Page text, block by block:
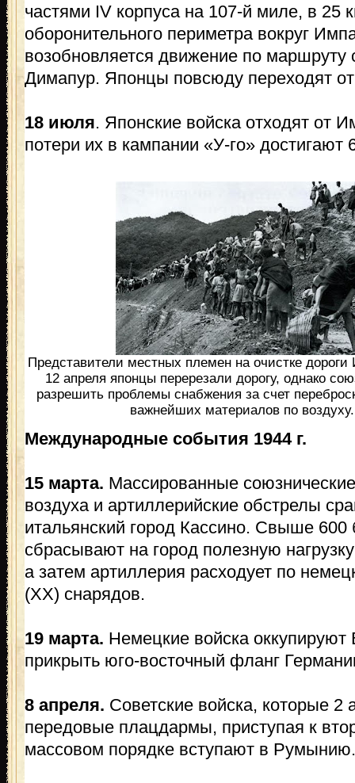
частями IV корпуса на 107-й миле, в 25
оборонительного периметра вокруг
возобновляется движение по
Димапур. Японцы повсюду переходят
18 июля. Японские войска отходят от
потери их в кампании «У-го» достигают
Представители местных племен на очистке
12 апреля японцы перерезали дорогу, однако
разрешить проблемы снабжения за счет
важнейших материалов по воздуху.
Международные события 1944 г.
15 марта. Массированные
воздуха и артиллерийские обстрелы
итальянский город Кассино. Свыше
сбрасывают на город полезную
а затем артиллерия расходует по
(XX) снарядов.
19 марта. Немецкие войска
прикрыть юго-восточный фланг
8 апреля. Советские войска, которые 2
передовые плацдармы, приступая к
массовом порядке вступают в Румынию.